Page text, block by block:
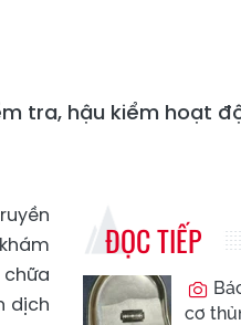
tra, hậu kiểm hoạt
dịch
ĐỌC TIẾP
cơ